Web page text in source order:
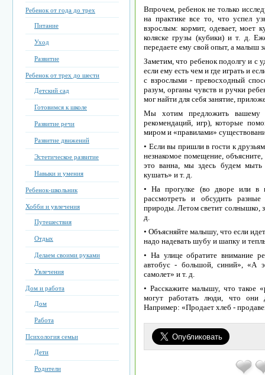
Ребенок от года до трех
Питание
Уход
Развитие
Ребенок от трех до шести
Детский сад
Готовимся к школе
Развитие речи
Развитие движений
Эстетическое развитие
Навыки и умения
Ребенок-школьник
Хобби и увлечения
Путешествия
Отдых
Делаем своими руками
Увлечения
Дом и работа
Дом
Работа
Психология семьи
Дети
Родители
Впрочем, ребенок не только
на практике все то, что успел
взрослым: кормит, одевает, моет
коляске грузы (кубики) и т. д.
передаете ему свой опыт, а малыш
Заметим, что ребенок подолгу и с
если ему есть чем и где играть и
с взрослыми - превосходный
разум, органы чувств и ручки
мог найти для себя занятие,
Мы хотим предложить вашему
рекомендаций, игр), которые
миром и «правилами»
• Если вы пришли в гости к
незнакомое помещение,
это ванна, мы здесь будем
кушать» и т. д.
• На прогулке (во дворе или в
рассмотреть и обсудить
природы. Летом светит солнышко,
д.
• Объясняйте малышу, что если
надо надевать шубу и шапку и
• На улице обратите внимание
автобус - большой, синий», «А
самолет» и т. д.
• Расскажите малышу, что такое
могут работать люди, что они
Например: «Продает хлеб -